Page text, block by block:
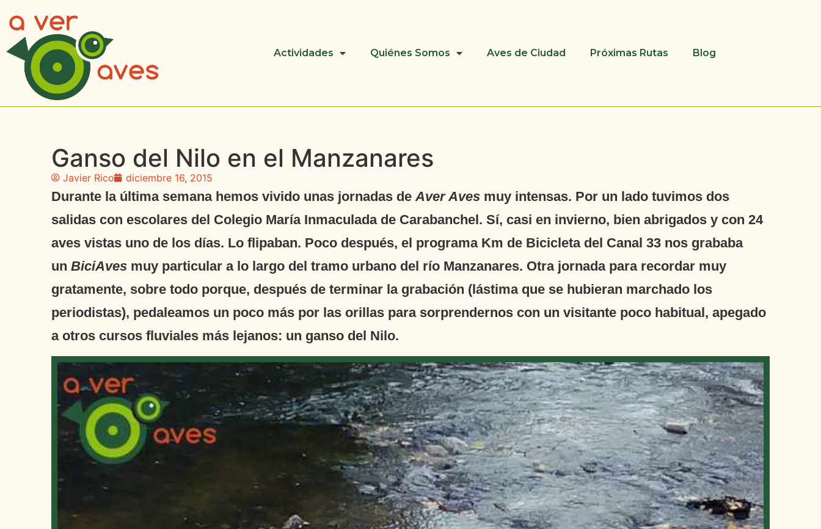
Actividades Quiénes Somos Aves de Ciudad Próximas Rutas Blog
Ganso del Nilo en el Manzanares
Javier Rico diciembre 16, 2015
Durante la última semana hemos vivido unas jornadas de Aver Aves muy intensas. Por un lado tuvimos dos
salidas con escolares del Colegio María Inmaculada de Carabanchel. Sí, casi en invierno, bien abrigados y con 24
aves vistas uno de los días. Lo flipaban. Poco después, el programa Km de Bicicleta del Canal 33 nos grababa
un BiciAves muy particular a lo largo del tramo urbano del río Manzanares. Otra jornada para recordar muy
gratamente, sobre todo porque, después de terminar la grabación (lástima que se hubieran marchado los
periodistas), pedaleamos un poco más por las orillas para sorprendernos con un visitante poco habitual, apegado
a otros cursos fluviales más lejanos: un ganso del Nilo.